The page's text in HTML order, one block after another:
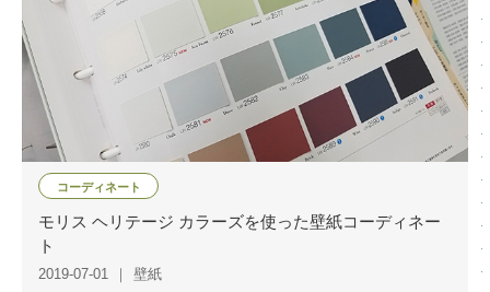
コーディネート
モリス ヘリテージ カラーズを使った壁紙コーディネー
ト
2019-07-01 壁紙